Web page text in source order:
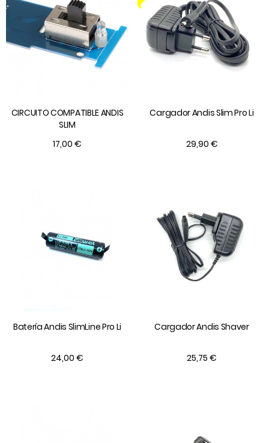
CIRCUITO COMPATIBLE ANDIS
SLIM
17,00 €
Cargador Andis Slim Pro Li
29,90 €
Batería Andis SlimLine Pro Li
24,00 €
Cargador Andis Shaver
25,75 €